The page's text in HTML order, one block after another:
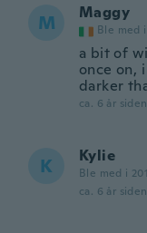
M Maggy
Ble med
a bit of
once on,
darker
ca. 6 år siden
K Kylie
Ble med i
ca. 6 år siden